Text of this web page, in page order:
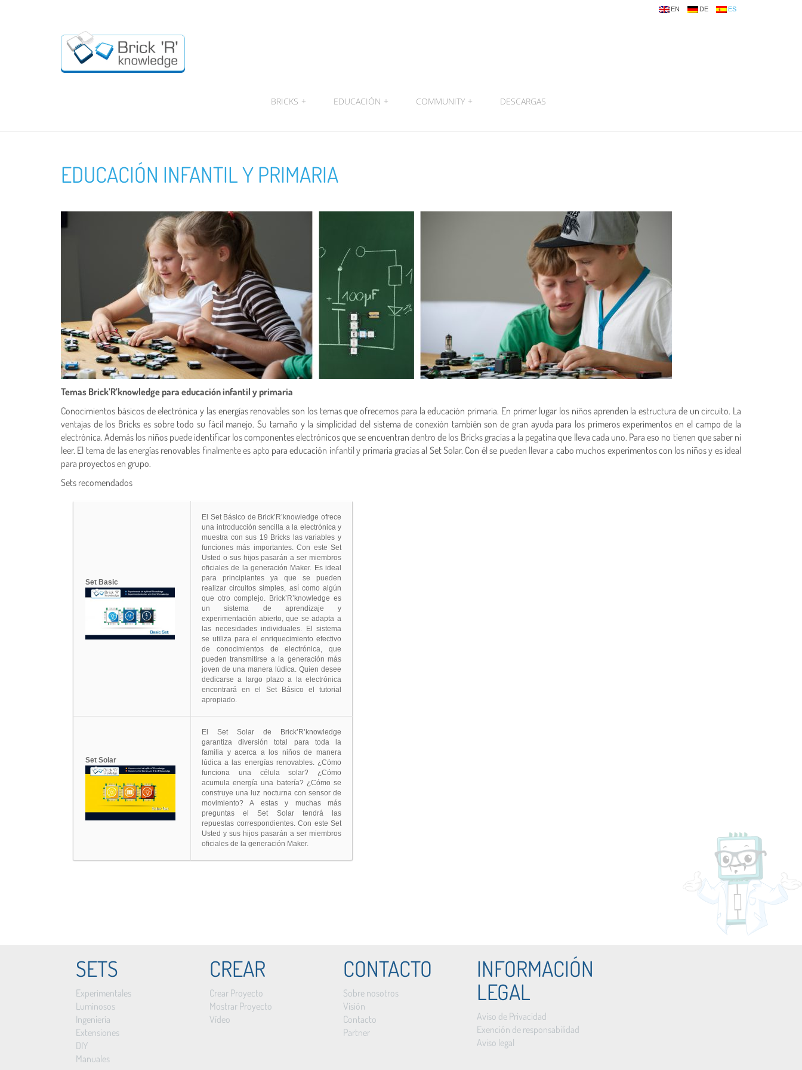
EN DE ES
BRICKS + EDUCACIÓN + COMMUNITY + DESCARGAS
EDUCACIÓN INFANTIL Y PRIMARIA
Temas Brick’R’knowledge para educación infantil y primaria
Conocimientos básicos de electrónica y las energías renovables son los temas que ofrecemos para la educación primaria. En primer lugar los niños aprenden la estructura de un circuito. La
ventajas de los Bricks es sobre todo su fácil manejo. Su tamaño y la simplicidad del sistema de conexión también son de gran ayuda para los primeros experimentos en el campo de la
electrónica. Además los niños puede identificar los componentes electrónicos que se encuentran dentro de los Bricks gracias a la pegatina que lleva cada uno. Para eso no tienen que saber ni
leer. El tema de las energías renovables finalmente es apto para educación infantil y primaria gracias al Set Solar. Con él se pueden llevar a cabo muchos experimentos con los niños y es ideal
para proyectos en grupo.
Sets recomendados
Set Basic
El Set Básico de Brick’R’knowledge ofrece
una introducción sencilla a la electrónica y
muestra con sus 19 Bricks las variables y
funciones más importantes. Con este Set
Usted o sus hijos pasarán a ser miembros
oficiales de la generación Maker. Es ideal
para principiantes ya que se pueden
realizar circuitos simples, así como algún
que otro complejo. Brick’R’knowledge es
un sistema de aprendizaje y
experimentación abierto, que se adapta a
las necesidades individuales. El sistema
se utiliza para el enriquecimiento efectivo
de conocimientos de electrónica, que
pueden transmitirse a la generación más
joven de una manera lúdica. Quien desee
dedicarse a largo plazo a la electrónica
encontrará en el Set Básico el tutorial
apropiado.
Set Solar
El Set Solar de Brick’R’knowledge
garantiza diversión total para toda la
familia y acerca a los niños de manera
lúdica a las energías renovables. ¿Cómo
funciona una célula solar? ¿Cómo
acumula energía una batería? ¿Cómo se
construye una luz nocturna con sensor de
movimiento? A estas y muchas más
preguntas el Set Solar tendrá las
repuestas correspondientes. Con este Set
Usted y sus hijos pasarán a ser miembros
oficiales de la generación Maker.
SETS
Experimentales
Luminosos
Ingeniería
Extensiones
DIY
Manuales
CREAR
Crear Proyecto
Mostrar Proyecto
Vídeo
CONTACTO
Sobre nosotros
Visión
Contacto
Partner
INFORMACIÓN
LEGAL
Aviso de Privacidad
Exención de responsabilidad
Aviso legal